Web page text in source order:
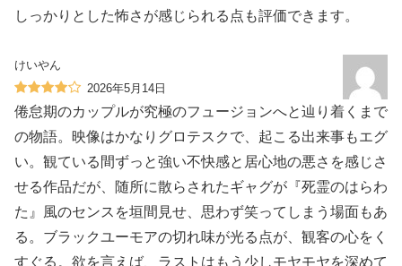
しっかりとした怖さが感じられる点も評価できます。
けいやん
2026年5月14日
倦怠期のカップルが究極のフュージョンへと辿り着くまで
の物語。映像はかなりグロテスクで、起こる出来事もエグ
い。観ている間ずっと強い不快感と居心地の悪さを感じさ
せる作品だが、随所に散らされたギャグが『死霊のはらわ
た』風のセンスを垣間見せ、思わず笑ってしまう場面もあ
る。ブラックユーモアの切れ味が光る点が、観客の心をく
すぐる。欲を言えば、ラストはもう少しモヤモヤを深めて